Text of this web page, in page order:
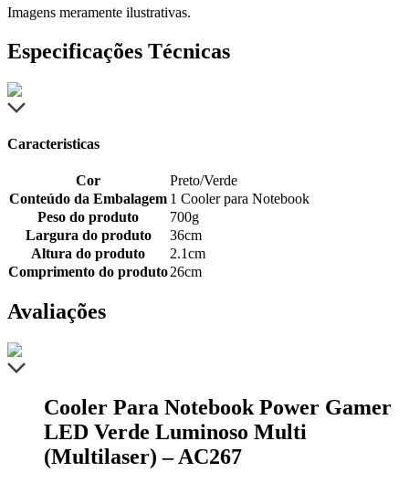
Imagens meramente ilustrativas.
Especificações Técnicas
Caracteristicas
Cor
Preto/Verde
Conteúdo da Embalagem 1 Cooler para Notebook
Peso do produto
700g
Largura do produto
36cm
Altura do produto
2.1cm
Comprimento do produto26cm
Avaliações
Cooler Para Notebook Power Gamer
LED Verde Luminoso Multi
(Multilaser) – AC267